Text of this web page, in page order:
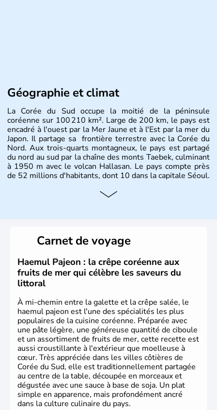
Géographie et climat
La Corée du Sud occupe la moitié de la péninsule
coréenne sur 100 210 km². Large de 200 km, le pays est
encadré à l'ouest par la Mer Jaune et à l'Est par la mer du
Japon. Il partage sa frontière terrestre avec la Corée du
Nord. Aux trois-quarts montagneux, le pays est partagé
du nord au sud par la chaîne des monts Taebek, culminant
à 1950 m avec le volcan Hallasan. Le pays compte près
de 52 millions d'habitants, dont 10 dans la capitale Séoul.
Histoire et administration
christianisme et le bouddhisme en sont les deux
principales religions. Ce pays partage sa culture avec la
Corée du Nord. Les Jeux Olympiques s’y sont déroulés en
1988, de même que la Coupe du Monde de football en
2002, en collaboration avec le Japon.
Carnet de voyage
Haemul Pajeon : la crêpe coréenne aux
fruits de mer qui célèbre les saveurs du
littoral
À mi-chemin entre la galette et la crêpe salée, le
haemul pajeon est l'une des spécialités les plus
populaires de la cuisine coréenne. Préparée avec
une pâte légère, une généreuse quantité de ciboule
et un assortiment de fruits de mer, cette recette est
aussi croustillante à l'extérieur que moelleuse à
cœur. Très appréciée dans les villes côtières de
Corée du Sud, elle est traditionnellement partagée
au centre de la table, découpée en morceaux et
dégustée avec une sauce à base de soja. Un plat
simple en apparence, mais profondément ancré
dans la culture culinaire du pays.